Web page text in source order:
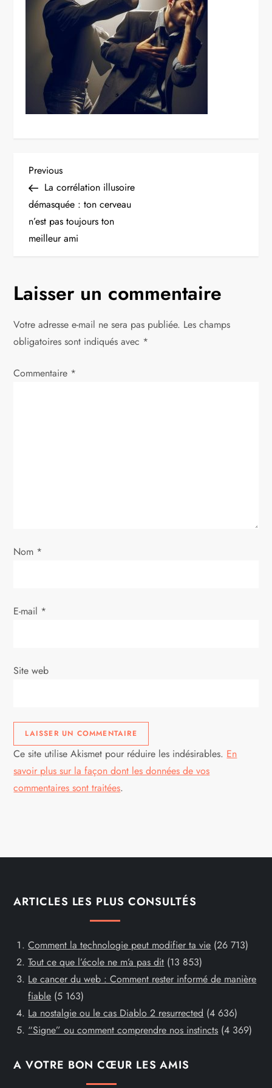
Navigation
de
l’article
Previous
Post
Previous
La corrélation illusoire
démasquée : ton cerveau
n’est pas toujours ton
meilleur ami
Laisser un commentaire
Votre adresse e-mail ne sera pas publiée. Les champs
obligatoires sont indiqués avec *
Commentaire *
Nom *
E-mail *
Site web
Ce site utilise Akismet pour réduire les indésirables. En
savoir plus sur la façon dont les données de vos
commentaires sont traitées.
ARTICLES LES PLUS CONSULTÉS
Comment la technologie peut modifier ta vie (26 713)
Tout ce que l’école ne m’a pas dit (13 853)
Le cancer du web : Comment rester informé de manière
fiable (5 163)
La nostalgie ou le cas Diablo 2 resurrected (4 636)
“Signe” ou comment comprendre nos instincts (4 369)
A VOTRE BON CŒUR LES AMIS